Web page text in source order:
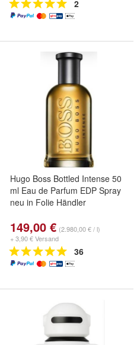
2
Hugo Boss Bottled Intense 50
ml Eau de Parfum EDP Spray
neu in Folie Händler
149,00 € (2.980,00 € / l)
+ 3,90 € Versand
36